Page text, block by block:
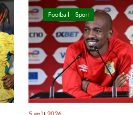
Football •Sport